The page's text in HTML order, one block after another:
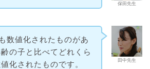
保田先生
田中先生
数値化されたものがあ
の子と比べてどれくら
化されたものです。